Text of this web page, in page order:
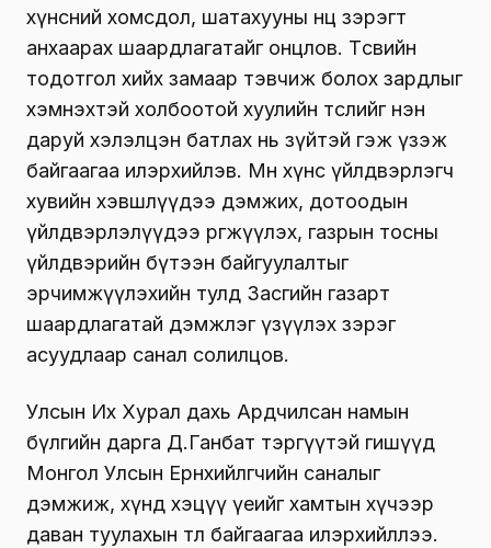
хүнсний хомсдол, шатахууны нөөц зэрэгт
анхаарах шаардлагатайг онцлов. Төсвийн
тодотгол хийх замаар тэвчиж болох зардлыг
хэмнэхтэй холбоотой хуулийн төслийг нэн
даруй хэлэлцэн батлах нь зүйтэй гэж үзэж
байгаагаа илэрхийлэв. Мөн хүнс үйлдвэрлэгч
хувийн хэвшлүүдээ дэмжих, дотоодын
үйлдвэрлэлүүдээ өргөжүүлэх, газрын тосны
үйлдвэрийн бүтээн байгуулалтыг
эрчимжүүлэхийн тулд Засгийн газарт
шаардлагатай дэмжлэг үзүүлэх зэрэг
асуудлаар санал солилцов.
Улсын Их Хурал дахь Ардчилсан намын
бүлгийн дарга Д.Ганбат тэргүүтэй гишүүд
Монгол Улсын Ерөнхийлөгчийн саналыг
дэмжиж, хүнд хэцүү үеийг хамтын хүчээр
даван туулахын төлөө байгаагаа илэрхийллээ.